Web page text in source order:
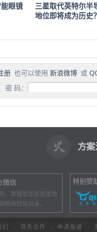
眼镜
三星取代英特尔半
地位即将成为历史？
册 也可以使用 新浪微博 或
密 码：
方
微信
，掌握智能家居落地
略微智能风采。
特别赞
们 - 商务合作 - 申请报道 -